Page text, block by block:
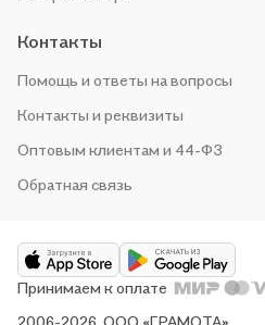
Контакты
Помощь и ответы на вопросы
Контакты и реквизиты
Оптовым клиентам и 44-ФЗ
Обратная связь
2006-2026, ООО «ГРАМОТА»
Принимаем к оплате